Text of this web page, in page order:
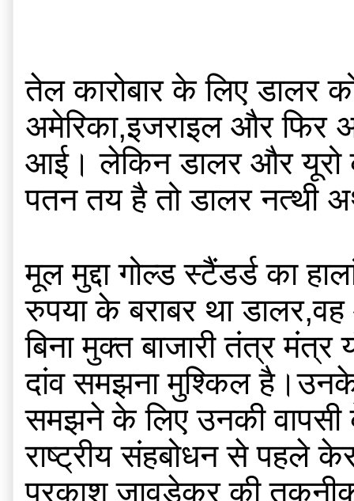
तेल कारोबार के लिए डालर
अमेरिका,इजराइल और फिर
आई। लेकिन डालर और यूरो
पतन तय है तो डालर नत्थी
मूल मुद्दा गोल्ड स्टैंडर्ड का
रुपया के बराबर था
बिना मुक्त बाजारी तंत्र
दांव समझना मुश्किल
समझने के लिए उनकी वापसी
राष्ट्रीय संहबोधन से पहले
प्रकाश जावड़ेकर की